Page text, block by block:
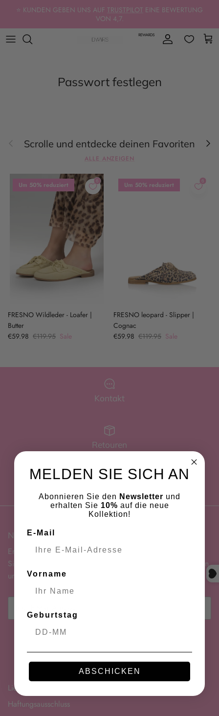
Direkt zum Inhalt
⭐ KUNDEN GEBEN UNS AUF TRUSTPILOT EINE BEWERTUNG
VON 4,7.
REWARDS
Konto
Passwort festlegen
VorherigeScrolle und entdecke deinen Favoriten
ALLE ANZEIGEN
Um 50% reduziert
FRESNO Wildleder - Loafer |
Butter
€59.98 €119.95 Sale
Um 50% reduziert
FRESNO leopard - Slipper |
Cognac
€59.98 €119.95 Sale
Kontakt
Retouren
Newsletter
Erhalten Sie 10% Rabatt auf Ihre erste Bestellung – melden
Sie sich für den Newsletter an und bleiben Sie über Aktionen
und neue Kollektionen informiert!
Lieferung
Haftungsausschluss
MELDEN SIE SICH AN
Abonnieren Sie den Newsletter und
erhalten Sie 10% auf die neue
Kollektion!
E-Mail
Vorname
Geburtstag
ABSCHICKEN